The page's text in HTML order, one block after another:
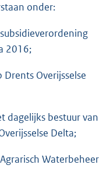
onder:
2016;
Overijsselse
dagelijks bestuur van
Delta;
Waterbeheer